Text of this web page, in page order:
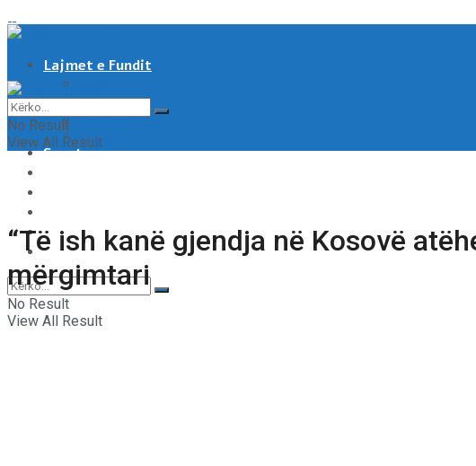
Lajmet e Fundit
Shqipëri
Rajoni & Bota
Moti
Sport
Tech & Auto
Video
No Result
View All Result
No Result
View All Result
“Të ish kanë gjendja në Kosovë
mërgimtari